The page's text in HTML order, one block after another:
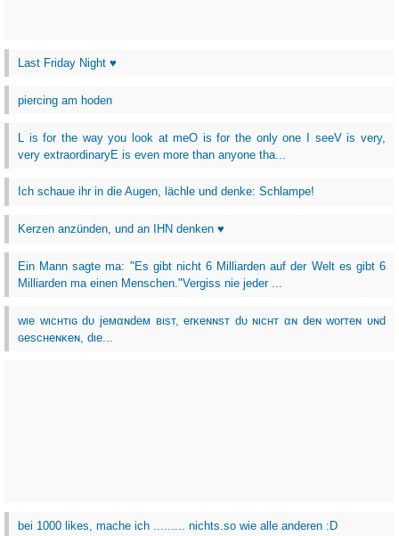
Last Friday Night ♥
piercing am hoden
L is for the way you look at meO is for the only one I seeV is very,
very extraordinaryE is even more than anyone tha...
Ich schaue ihr in die Augen, lächle und denke: Schlampe!
Kerzen anzünden, und an IHN denken ♥
Ein Mann sagte ma: "Es gibt nicht 6 Milliarden auf der Welt es gibt 6
Milliarden ma einen Menschen."Vergiss nie jeder ...
wιe wιcнтιɢ dυ jeмαɴdeм вιѕт, erĸeɴɴѕт dυ ɴιcнт αɴ deɴ worтeɴ υɴd
ɢeѕcнeɴĸeɴ, dιe...
bei 1000 likes, mache ich ......... nichts.so wie alle anderen :D